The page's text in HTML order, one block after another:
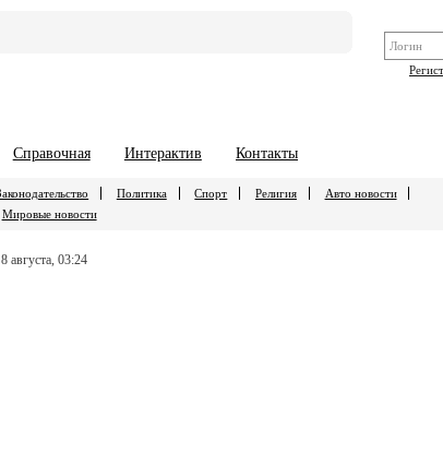
Справочная Интерактив Контакты
Политика Спорт Религия
Авто новости
Мировые новости
августа, 03:24